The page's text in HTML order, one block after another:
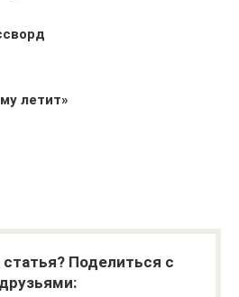
летит»
Поделиться с
друзьями: